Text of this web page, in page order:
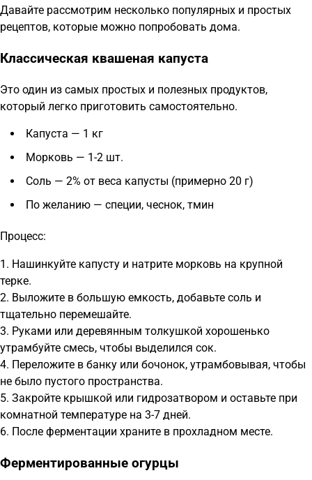
Давайте рассмотрим несколько популярных и простых
рецептов, которые можно попробовать дома.
Классическая квашеная капуста
Это один из самых простых и полезных продуктов,
который легко приготовить самостоятельно.
Капуста — 1 кг
Морковь — 1-2 шт.
Соль — 2% от веса капусты (примерно 20 г)
По желанию — специи, чеснок, тмин
Процесс:
1. Нашинкуйте капусту и натрите морковь на крупной
терке.
2. Выложите в большую емкость, добавьте соль и
тщательно перемешайте.
3. Руками или деревянным толкушкой хорошенько
утрамбуйте смесь, чтобы выделился сок.
4. Переложите в банку или бочонок, утрамбовывая, чтобы
не было пустого пространства.
5. Закройте крышкой или гидрозатвором и оставьте при
комнатной температуре на 3-7 дней.
6. После ферментации храните в прохладном месте.
Ферментированные огурцы